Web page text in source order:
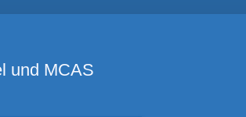
und MCAS